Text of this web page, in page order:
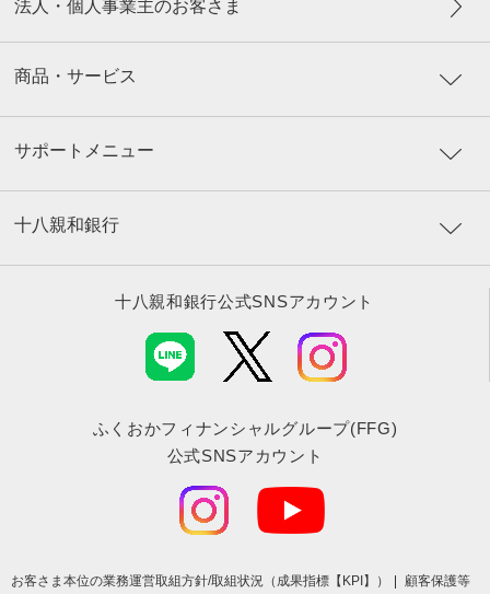
法人・個人事業主のお客さま
商品・サービス
サポートメニュー
十八親和銀行
十八親和銀行公式SNSアカウント
ふくおかフィナンシャルグループ(FFG)
公式SNSアカウント
お客さま本位の業務運営取組⽅針/取組状況（成果指標【KPI】） 顧客保護等